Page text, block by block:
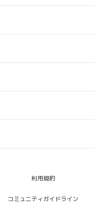
利用規約
コミュニティガイドライン